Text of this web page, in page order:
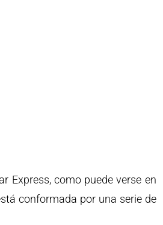
Express, como puede verse en
conformada por una serie de